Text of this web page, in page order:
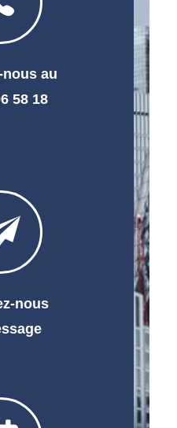
au
58 18
nous